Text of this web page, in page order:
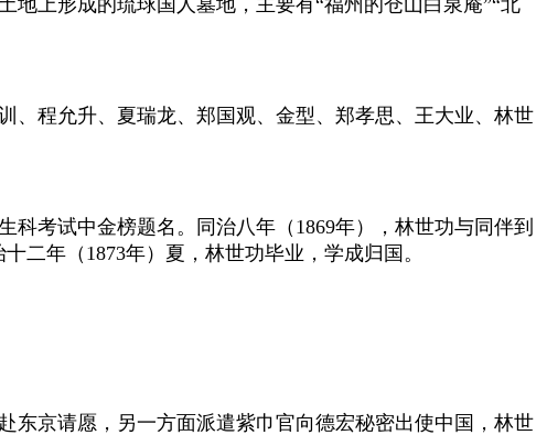
、程允升、夏瑞龙、郑国观、金型、郑孝思、王大业、林世
科考试中金榜题名。同治八年（ 1869年），林世功与同伴到
二年（ 1873年）夏，林世功毕业，学成归国。
东京请愿，另一方面派遣紫巾官向德宏秘密出使中国，林世